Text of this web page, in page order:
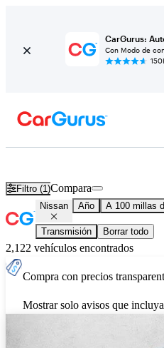
CarGurus:
Con Modo de
Filtro (1)Compara
Nissan Año A 100 millas
Transmisión Borrar todo
2,122 vehículos encontrados
Compra con precios
Mostrar solo avisos que